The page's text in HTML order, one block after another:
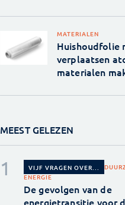
MATERIALEN
Huishoudfolie
verplaatsen
materialen
MEEST GELEZEN
VIJF VRAGEN OVER...
ENERGIE
De gevolgen van de
energietransitie voor